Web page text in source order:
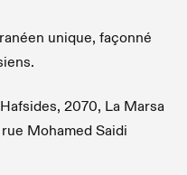
unique, façonné
2070, La Marsa
Mohamed Saidi